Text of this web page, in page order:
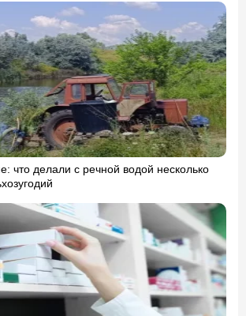
что делали с речной водой несколько